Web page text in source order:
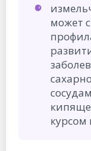
может
курсом